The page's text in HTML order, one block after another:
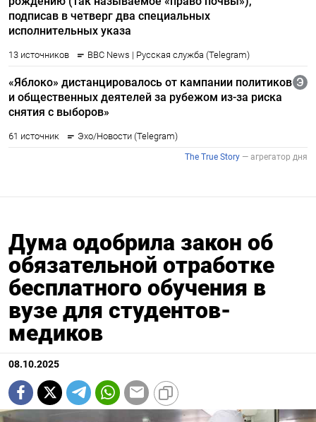
Дума одобрила закон об
обязательной отработке
бесплатного обучения в
вузе для студентов-
медиков
08.10.2025